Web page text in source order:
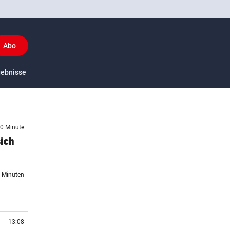
Abo
US-Sport
Minute
Minuten
13:08